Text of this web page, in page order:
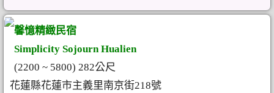
馨憶精緻民宿
Simplicity Sojourn Hualien
(2200 ~ 5800) 282公尺
花蓮縣花蓮市主義里南京街218號